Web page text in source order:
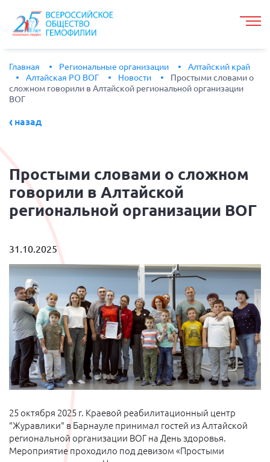
Главная Региональные организации
Алтайский край
Алтайская РО ВОГ
Новости
Простыми словами о
сложном говорили в Алтайской региональной организации
ВОГ
назад
Простыми словами о сложном
говорили в Алтайской
региональной организации ВОГ
31.10.2025
25 октября 2025 г. Краевой реабилитационный центр
"Журавлики" в Барнауле принимал гостей из Алтайской
региональной организации ВОГ на День здоровья.
Мероприятие проходило под девизом «Простыми